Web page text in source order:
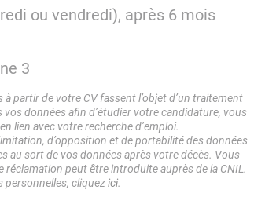
ou vendredi), après 6 mois
3
partir de votre CV fassent l’objet d’un traitement
données afin d’étudier votre candidature, vous
lien avec votre recherche d’emploi.
d’opposition et de portabilité des données
au sort de vos données après votre décès. Vous
réclamation peut être introduite auprès de la CNIL.
personnelles, cliquezici.